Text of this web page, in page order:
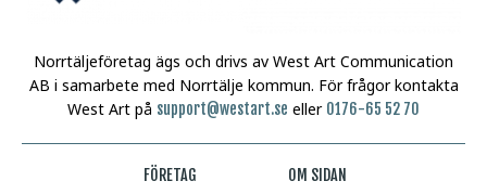
Norrtäljeföretag ägs och drivs av West Art Communication
AB i samarbete med Norrtälje kommun. För frågor kontakta
West Art på support@westart.se eller 0176-65 52 70
FÖRETAG OM SIDAN